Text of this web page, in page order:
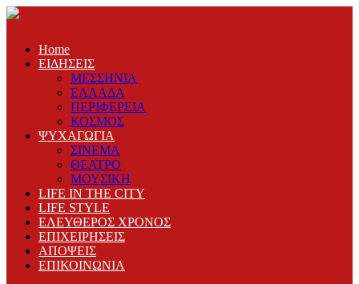
Home
ΕΙΔΗΣΕΙΣ
ΜΕΣΣΗΝΙΑ
ΕΛΛΑΔΑ
ΠΕΡΙΦΕΡΕΙΑ
ΚΟΣΜΟΣ
ΨΥΧΑΓΩΓΙΑ
ΣΙΝΕΜΑ
ΘΕΑΤΡΟ
ΜΟΥΣΙΚΗ
LIFE IN THE CITY
LIFE STYLE
ΕΛΕΥΘΕΡΟΣ ΧΡΟΝΟΣ
ΕΠΙΧΕΙΡΗΣΕΙΣ
ΑΠΟΨΕΙΣ
ΕΠΙΚΟΙΝΩΝΙΑ